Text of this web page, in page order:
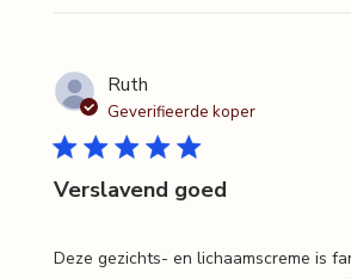
Ruth
Geverifieerde koper
Verslavend goed
Deze gezichts- en lichaamscreme is